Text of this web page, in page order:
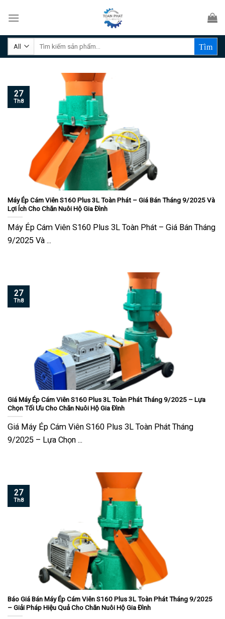
Tìm
Máy Ép Cám Viên S160 Plus 3L Toàn Phát – Giá Bán Tháng 9/2025 Và
Lợi Ích Cho Chăn Nuôi Hộ Gia Đình
Máy Ép Cám Viên S160 Plus 3L Toàn Phát – Giá Bán Tháng
9/2025 Và ...
27
Th8
Giá Máy Ép Cám Viên S160 Plus 3L Toàn Phát Tháng 9/2025 – Lựa
Chọn Tối Ưu Cho Chăn Nuôi Hộ Gia Đình
Giá Máy Ép Cám Viên S160 Plus 3L Toàn Phát Tháng
9/2025 – Lựa Chọn ...
27
Th8
Báo Giá Bán Máy Ép Cám Viên S160 Plus 3L Toàn Phát Tháng 9/2025
– Giải Pháp Hiệu Quả Cho Chăn Nuôi Hộ Gia Đình
27
Th8